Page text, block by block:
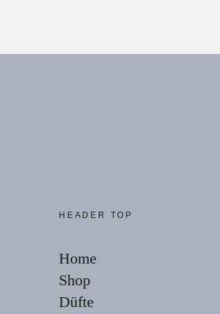
HEADER TOP
Home
Shop
Düfte